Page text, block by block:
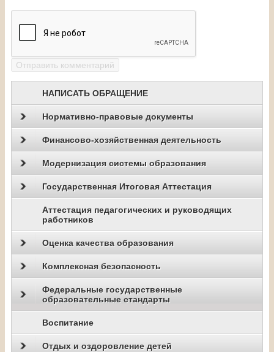
НАПИСАТЬ ОБРАЩЕНИЕ
Нормативно-правовые документы
Финансово-хозяйственная деятельность
Модернизация системы образования
Государственная Итоговая Аттестация
Аттестация педагогических и руководящих
работников
Оценка качества образования
Комплексная безопасность
Федеральные государственные
образовательные стандарты
Воспитание
Отдых и оздоровление детей